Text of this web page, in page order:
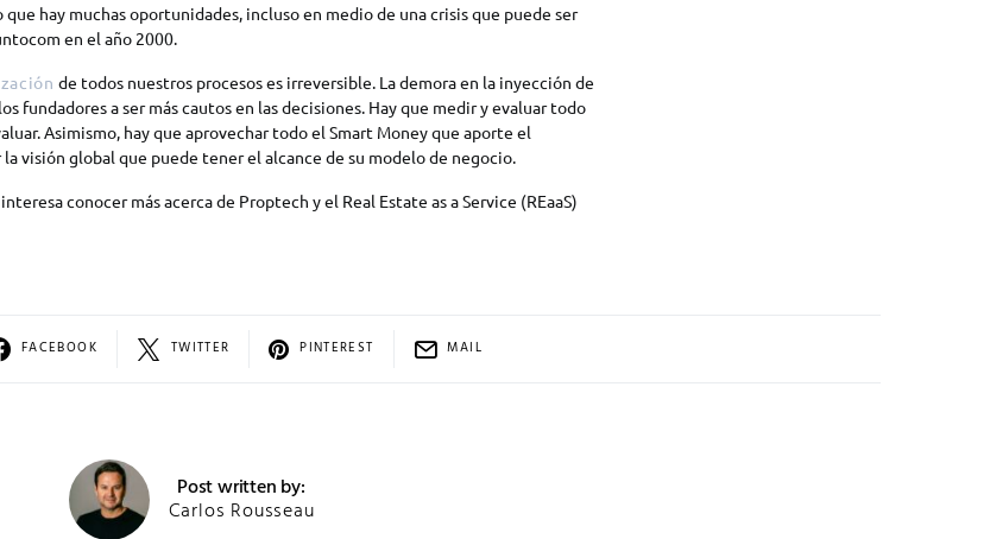
hay muchas oportunidades, incluso en medio de una crisis que puede ser
en el año 2000.
de todos nuestros procesos es irreversible. La demora en la inyección de
fundadores a ser más cautos en las decisiones. Hay que medir y evaluar todo
Asimismo, hay que aprovechar todo el Smart Money que aporte el
visión global que puede tener el alcance de su modelo de negocio.
conocer más acerca de Proptech y el Real Estate as a Service (REaaS)
FACEBOOK TWITTER PINTEREST MAIL
Post written by:
Carlos Rousseau